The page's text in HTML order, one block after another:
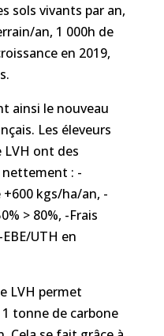
sols vivants par an,
an, 1 000h de
en 2019,
ainsi le nouveau
Les éleveurs
LVH ont des
nettement : -
kgs/ha/an, -
> 80%, -Frais
UTH en
LVH permet
1 tonne de carbone